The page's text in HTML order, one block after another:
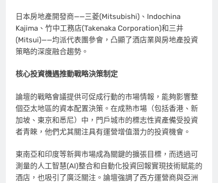
日本房地產開發商——三菱(Mitsubishi)、Indochina
Kajima、竹中工務店(Takenaka Corporation)和三井
(Mitsui)——均派代表團參會，凸顯了酒店業與房地產投資
策略的深度融合趨勢。
核心投資機遇推動戰略決策制定
論壇的戰略會議提供可促成行動的市場情報，能夠影響整
個亞太地區的資本配置決策。在成熟市場（包括香港、新
加坡、東京和悉尼）中，門戶城市的標志性資產備受投資
者青睞，他們尤其關注具有運營增值潛力的投資機會。
東南亞和印度等新興市場成為關鍵的擴張目標，而透過可
測量的人工智慧(AI)整合和自動化投資回報實現技術賦能的
酒店，也吸引了廣泛關注。論壇強調了西方運營商與亞洲